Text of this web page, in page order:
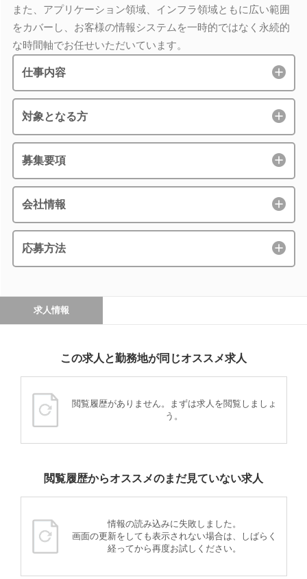
また、アプリケーション領域、インフラ領域ともに広い範囲
をカバーし、お客様の情報システムを一時的ではなく永続的
な時間軸でお任せいただいています。
仕事内容
対象となる方
募集要項
会社情報
応募方法
求人情報
この求人と勤務地が同じオススメ求人
閲覧履歴がありません。まずは求人を閲覧しましょ
う。
閲覧履歴からオススメのまだ見ていない求人
情報の読み込みに失敗しました。
画面の更新をしても表示されない場合は、しばらく
経ってから再度お試しください。